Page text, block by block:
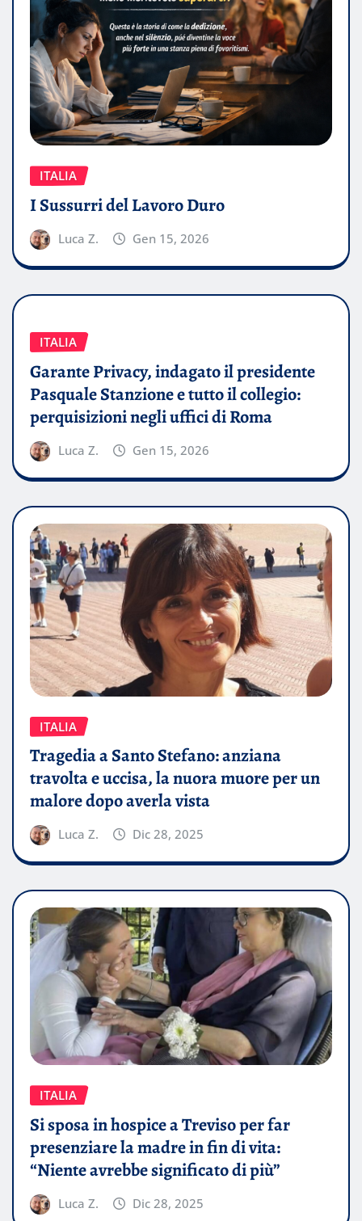
ITALIA
I Sussurri del Lavoro Duro
Luca Z. Gen 15, 2026
ITALIA
Garante Privacy, indagato il presidente
Pasquale Stanzione e tutto il collegio:
perquisizioni negli uffici di Roma
Luca Z. Gen 15, 2026
ITALIA
Tragedia a Santo Stefano: anziana
travolta e uccisa, la nuora muore per un
malore dopo averla vista
Luca Z. Dic 28, 2025
ITALIA
Si sposa in hospice a Treviso per far
presenziare la madre in fin di vita:
“Niente avrebbe significato di più”
Luca Z. Dic 28, 2025